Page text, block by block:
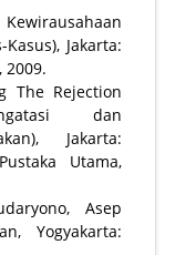
Jakarta:
2009.
The Rejection
dan
Jakarta:
Utama,
Asep
Yogyakarta: